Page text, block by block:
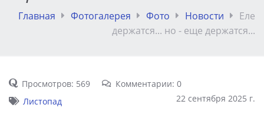
Главная Фотогалерея Фото Новости
Еле
держатся... но - еще держатся...
Просмотров: 569
Комментарии: 0
22 сентября 2025 г.
Листопад